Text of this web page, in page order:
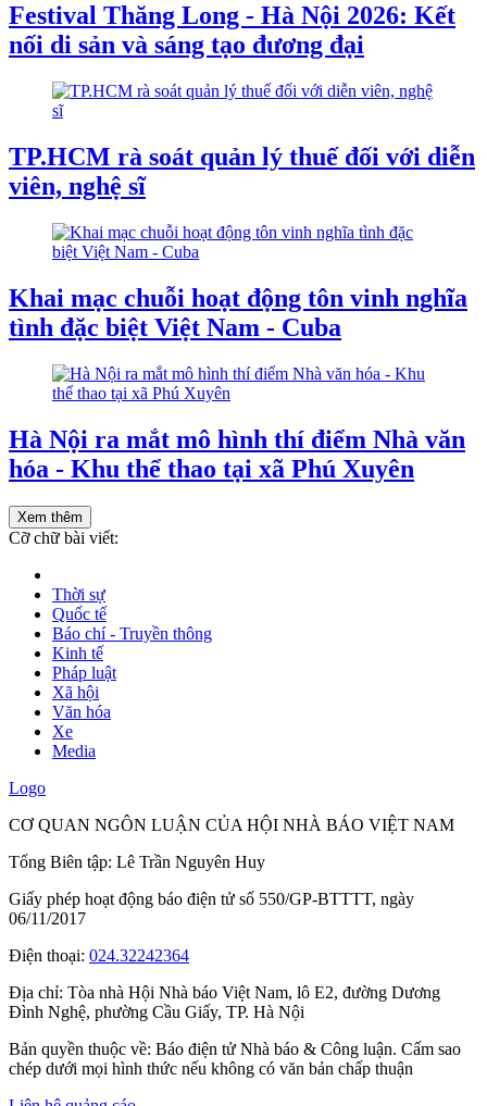
Festival Thăng Long - Hà Nội 2026: Kết
nối di sản và sáng tạo đương đại
TP.HCM rà soát quản lý thuế đối với diễn
viên, nghệ sĩ
Khai mạc chuỗi hoạt động tôn vinh nghĩa
tình đặc biệt Việt Nam - Cuba
Hà Nội ra mắt mô hình thí điểm Nhà văn
hóa - Khu thể thao tại xã Phú Xuyên
Xem thêm
Cỡ chữ bài viết:
Thời sự
Quốc tế
Báo chí - Truyền thông
Kinh tế
Pháp luật
Xã hội
Văn hóa
Xe
Media
Logo
CƠ QUAN NGÔN LUẬN CỦA HỘI NHÀ BÁO VIỆT NAM
Tổng Biên tập: Lê Trần Nguyên Huy
Giấy phép hoạt động báo điện tử số 550/GP-BTTTT, ngày
06/11/2017
Điện thoại: 024.32242364
Địa chỉ: Tòa nhà Hội Nhà báo Việt Nam, lô E2, đường Dương
Đình Nghệ, phường Cầu Giấy, TP. Hà Nội
Bản quyền thuộc về: Báo điện tử Nhà báo & Công luận. Cấm sao
chép dưới mọi hình thức nếu không có văn bản chấp thuận